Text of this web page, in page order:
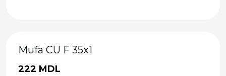
Mufa CU F 35x1
222 MDL